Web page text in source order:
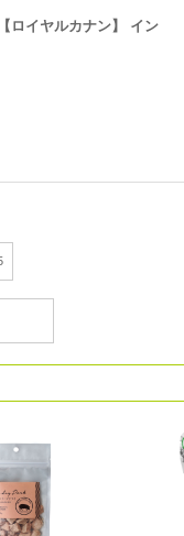
ロイヤルカナン】 イン